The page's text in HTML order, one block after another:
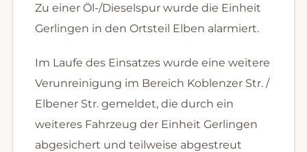
Zu einer Öl-/Dieselspur wurde die Einheit
Gerlingen in den Ortsteil Elben alarmiert.
Im Laufe des Einsatzes wurde eine weitere
Verunreinigung im Bereich Koblenzer Str. /
Elbener Str. gemeldet, die durch ein
weiteres Fahrzeug der Einheit Gerlingen
abgesichert und teilweise abgestreut